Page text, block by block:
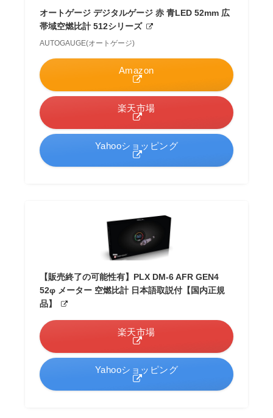
オートゲージ デジタルゲージ 赤 青LED 52mm 広
帯域空燃比計 512シリーズ
AUTOGAUGE(オートゲージ)
Amazon
楽天市場
Yahooショッピング
【販売終了の可能性有】PLX DM-6 AFR GEN4
52φ メーター 空燃比計 日本語取説付【国内正規
品】
楽天市場
Yahooショッピング